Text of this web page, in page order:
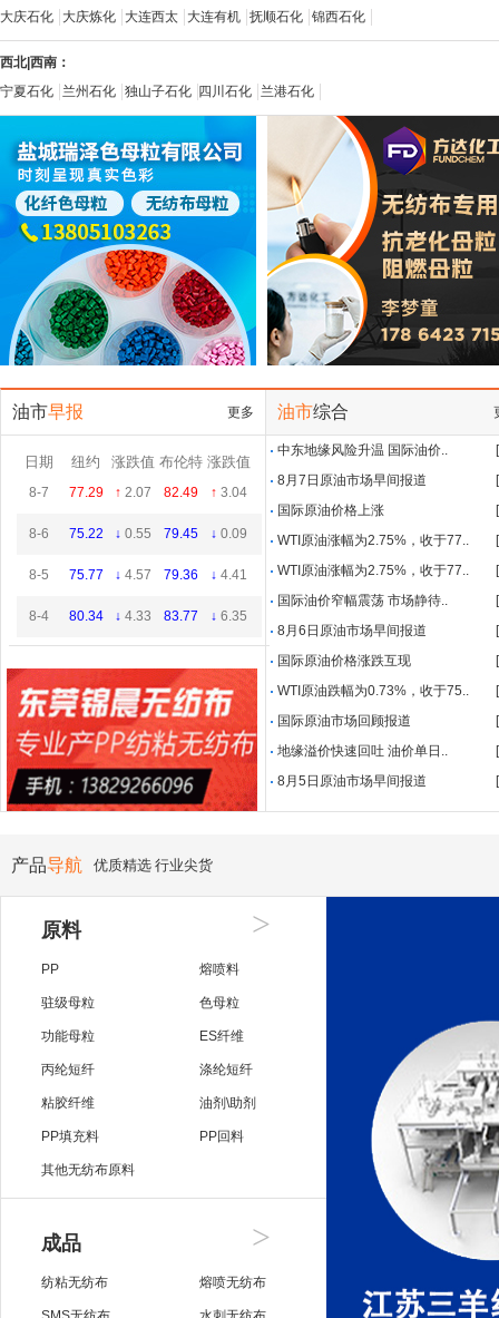
大庆石化
大庆炼化 大连西太 大连有机 抚顺石化 锦西石化
西北|西南：
宁夏石化
兰州石化 独山子石化 四川石化 兰港石化
油市早报 更多
日期 纽约 涨跌值 布伦特 涨跌值
8-7 77.29 ↑ 2.07 82.49 ↑ 3.04
8-6 75.22 ↓ 0.55 79.45 ↓ 0.09
8-5 75.77 ↓ 4.57 79.36 ↓ 4.41
8-4 80.34 ↓ 4.33 83.77 ↓ 6.35
油市综合
中东地缘风险升温 国际油价..
8月7日原油市场早间报道
国际原油价格上涨
WTI原油涨幅为2.75%，收于77..
WTI原油涨幅为2.75%，收于77..
国际油价窄幅震荡 市场静待..
8月6日原油市场早间报道
国际原油价格涨跌互现
WTI原油跌幅为0.73%，收于75..
国际原油市场回顾报道
地缘溢价快速回吐 油价单日..
8月5日原油市场早间报道
产品导航 优质精选 行业尖货
原料 >
PP 熔喷料
驻级母粒 色母粒
功能母粒 ES纤维
丙纶短纤 涤纶短纤
粘胶纤维 油剂\助剂
PP填充料 PP回料
其他无纺布原料
成品 >
纺粘无纺布 熔喷无纺布